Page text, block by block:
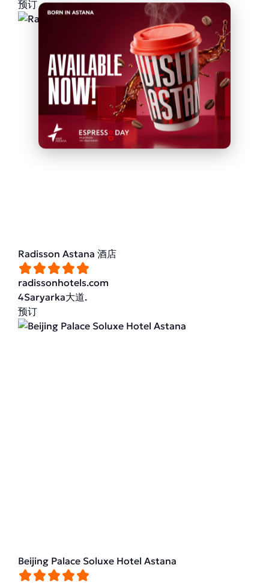
预订
Radisson Astana 酒店
radissonhotels.com
4Saryarka大道.
预订
Beijing Palace Soluxe Hotel Astana